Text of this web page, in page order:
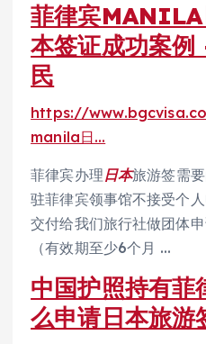
菲律宾MANILA
本签证成功案
民
https://
manila日…
菲律宾办理日本旅游签需
驻菲律宾领事馆不接受个
交付给我们旅行社做团体
（有效期至少6个月 …
中国护照持有菲
么申请日本旅游